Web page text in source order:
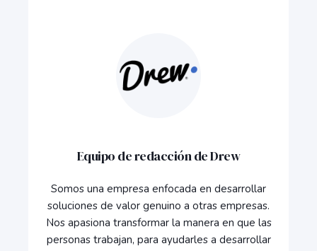
Equipo de redacción de Drew
Somos una empresa enfocada en desarrollar
soluciones de valor genuino a otras empresas.
Nos apasiona transformar la manera en que las
personas trabajan, para ayudarles a desarrollar